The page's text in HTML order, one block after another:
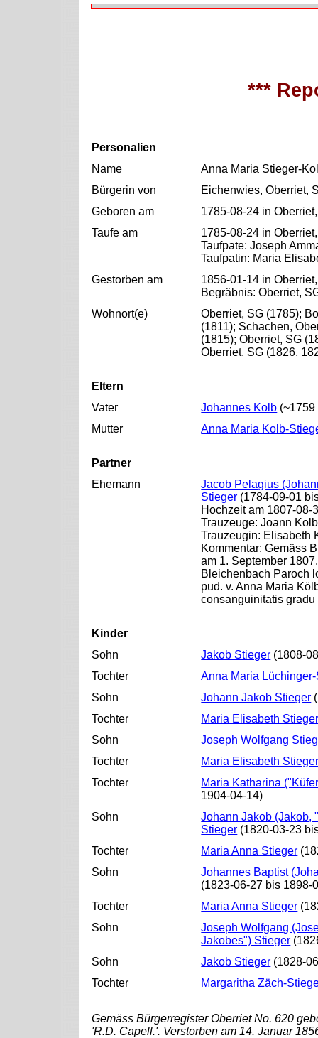
***
Personalien
Name
Anna Maria Stieger-
Bürgerin von
Eichenwies, Oberriet,
Geboren am
1785-08-24 in
Taufe am
1785-08-24 in
Taufpate: Joseph
Taufpatin: Maria
Gestorben am
1856-01-14 in
Begräbnis: Oberriet,
Wohnort(e)
Oberriet, SG (1785);
(1811); Schachen,
(1815); Oberriet, SG
Oberriet, SG (1826,
Eltern
Vater
Johannes Kolb
Mutter
Anna Maria Kolb-
Partner
Ehemann
Jacob Pelagius
Stieger (1784-09-01
Hochzeit am 1807-08-
Trauzeuge: Joann
Trauzeugin: Elisabeth
Kommentar: Gemäss
am 1. September
Bleichenbach Paroch
pud. v. Anna Maria
consanguinitatis
Kinder
Sohn
Jakob Stieger (1808-
Tochter
Anna Maria
Sohn
Johann Jakob Stieger
Tochter
Maria Elisabeth
Sohn
Joseph Wolfgang
Tochter
Maria Elisabeth
Tochter
Maria Katharina
1904-04-14)
Sohn
Johann Jakob (Jakob,
Stieger (1820-03-23
Tochter
Maria Anna Stieger
Sohn
Johannes Baptist
(1823-06-27 bis 1898-
Tochter
Maria Anna Stieger
Sohn
Joseph Wolfgang
Jakobes") Stieger
Sohn
Jakob Stieger (1828-
Tochter
Margaritha Zäch-
Gemäss Bürgerregister Oberriet No. 620
'R.D. Capell.'. Verstorben am 14. Januar